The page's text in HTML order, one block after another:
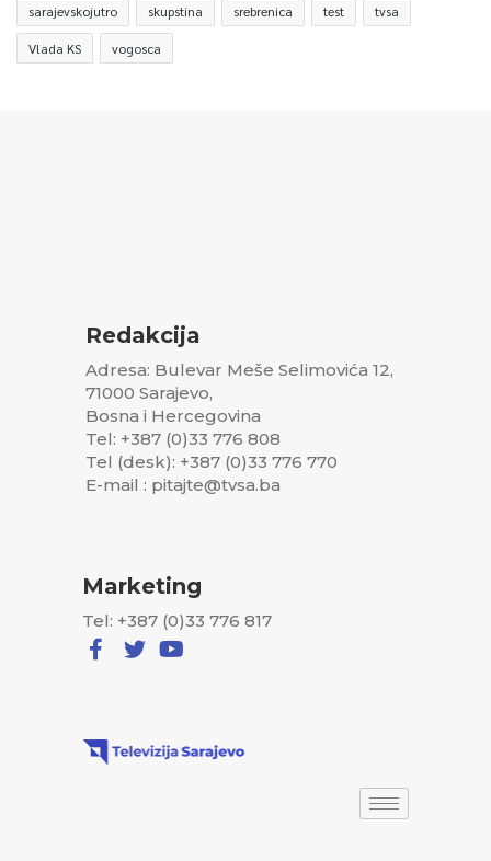
sarajevskojutro skupstina srebrenica test tvsa
Vlada KS vogosca
Redakcija
Adresa: Bulevar Meše Selimovića 12,
71000 Sarajevo,
Bosna i Hercegovina
Tel: +387 (0)33 776 808
Tel (desk): +387 (0)33 776 770
E-mail : pitajte@tvsa.ba
Marketing
Tel: +387 (0)33 776 817